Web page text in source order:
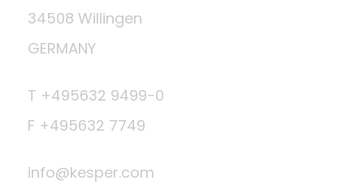
34508 Willingen
GERMANY
T +495632 9499-0
F +495632 7749
info@kesper.com